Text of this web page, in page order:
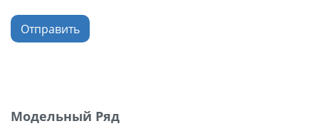
Отправить
Модельный Ряд